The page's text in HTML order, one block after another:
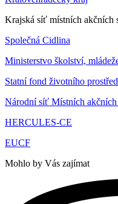
Krajská síť místních akčních
Společná Cidlina
Ministerstvo školství,
Statní fond životního
Národní síť Místních
HERCULES-CE
EUCF
Mohlo by Vás zajímat